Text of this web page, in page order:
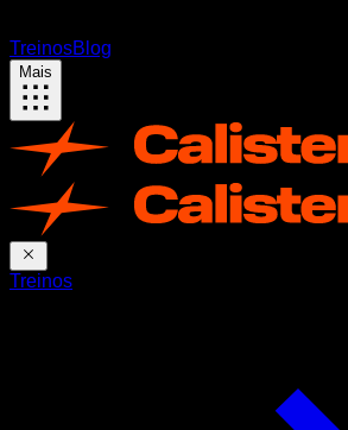
TreinosBlog
Mais
Treinos